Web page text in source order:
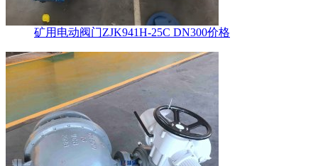
矿用电动阀门ZJK941H-25C DN300价格